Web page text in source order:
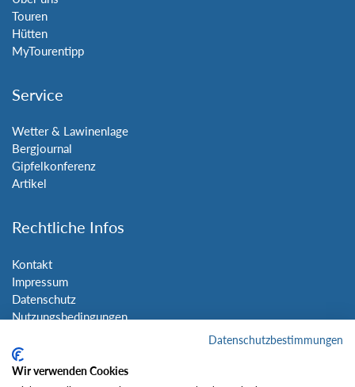
Touren
Hütten
MyTourentipp
Service
Wetter & Lawinenlage
Bergjournal
Gipfelkonferenz
Artikel
Rechtliche Infos
Kontakt
Impressum
Datenschutz
Nutzungsbedingungen
Social Media
Datenschutzbestimmungen
Wir verwenden Cookies